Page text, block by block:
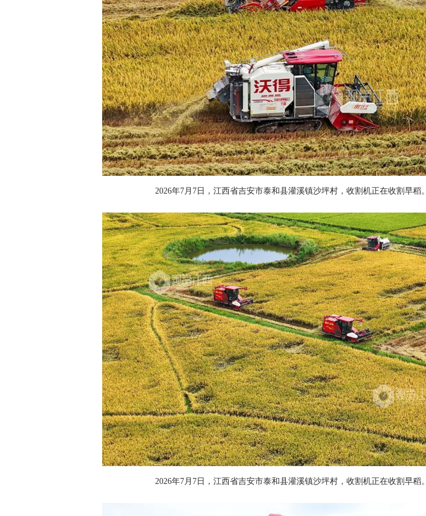
2026年7月7日，江西省吉安市泰和县灌溪镇沙坪村，收割机正在收割早稻。
2026年7月7日，江西省吉安市泰和县灌溪镇沙坪村，收割机正在收割早稻。